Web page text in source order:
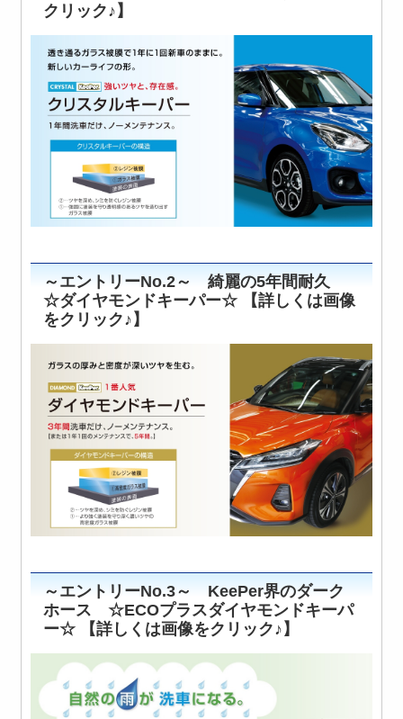
クリック♪】
～エントリーNo.2～ 綺麗の5年間耐久
☆ダイヤモンドキーパー☆ 【詳しくは画像
をクリック♪】
～エントリーNo.3～ KeePer界のダーク
ホース ☆ECOプラスダイヤモンドキーパ
ー☆ 【詳しくは画像をクリック♪】